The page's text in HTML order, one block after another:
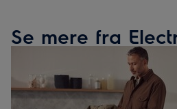
Se mere fra